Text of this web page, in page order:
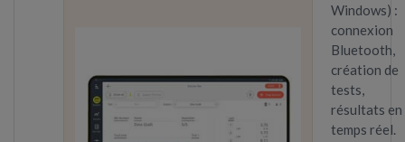
Windows) :
connexion
Bluetooth,
création de
tests,
résultats en
temps réel.